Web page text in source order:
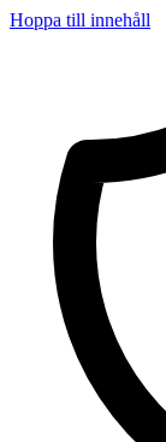
Hoppa till innehåll